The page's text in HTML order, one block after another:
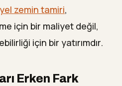
zemin tamiri,
için bir maliyet değil,
için bir yatırımdır.
Erken Fark